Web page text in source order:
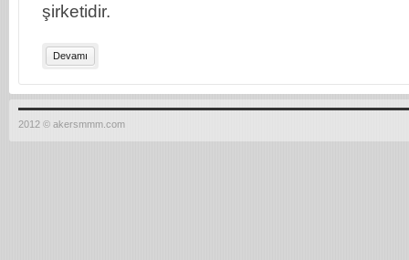
şirketidir.
Devamı
2012 © akersmmm.com